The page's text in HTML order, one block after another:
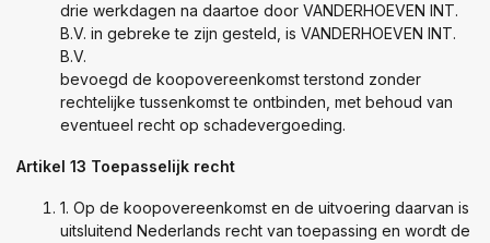
drie werkdagen na daartoe door VANDERHOEVEN INT.
B.V. in gebreke te zijn gesteld, is VANDERHOEVEN INT.
B.V.
bevoegd de koopovereenkomst terstond zonder
rechtelijke tussenkomst te ontbinden, met behoud van
eventueel recht op schadevergoeding.
Artikel 13 Toepasselijk recht
1. Op de koopovereenkomst en de uitvoering daarvan is
uitsluitend Nederlands recht van toepassing en wordt de